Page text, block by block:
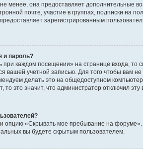
менее, она предоставляет дополнительные
почте, участие в группах, подписки
предоставляет зарегистрированным
и пароль?
при каждом посещении» на странице входа,
вашей учетной записью. Для того чтобы вам
делать это на общедоступном
это значит, что администратор отключил эту
опцию «Скрывать мое пребывание на
вы будете скрытым пользователем.